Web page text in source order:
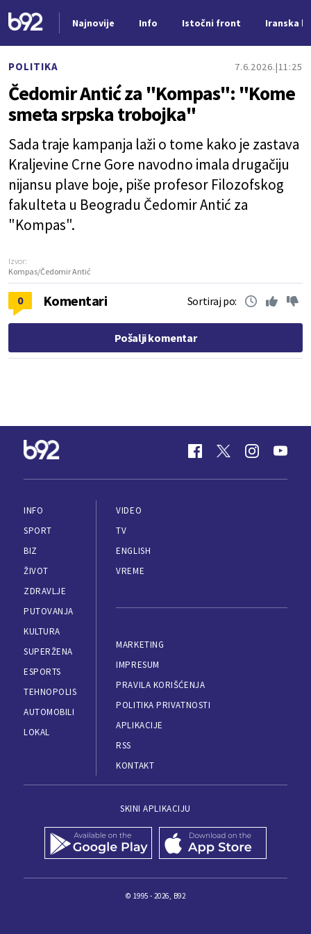
Najnovije Info Istočni front Iranska
POLITIKA 7.6.2026. 11:25
Čedomir Antić za "Kompas": "Kome
smeta srpska trobojka"
Sada traje kampanja laži o tome kako je zastava
Kraljevine Crne Gore navodno imala drugačiju
nijansu plave boje, piše profesor Filozofskog
fakulteta u Beogradu Čedomir Antić za
"Kompas".
Izvor:
Kompas/Čedomir Antić
0 Komentari Sortiraj po:
Pošalji komentar
INFO
SPORT
BIZ
ŽIVOT
ZDRAVLJE
PUTOVANJA
KULTURA
SUPERŽENA
ESPORTS
TEHNOPOLIS
AUTOMOBILI
LOKAL
VIDEO
TV
ENGLISH
VREME
MARKETING
IMPRESUM
PRAVILA KORIŠĆENJA
POLITIKA PRIVATNOSTI
APLIKACIJE
RSS
KONTAKT
SKINI APLIKACIJU
© 1995 - 2026, B92